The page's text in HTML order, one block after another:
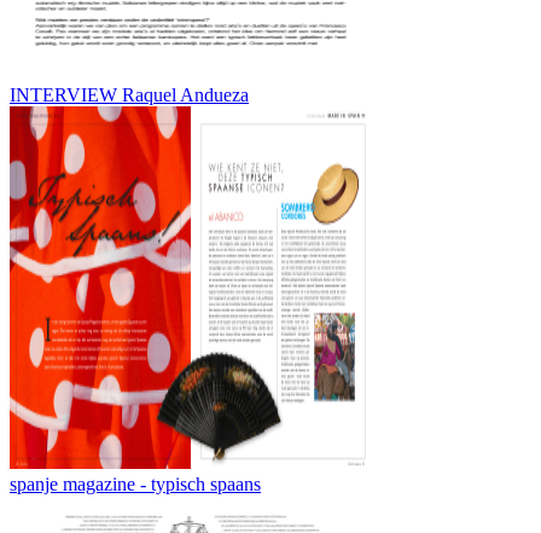
INTERVIEW Raquel Andueza
spanje magazine - typisch spaans